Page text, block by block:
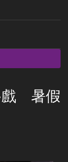
戲 暑假